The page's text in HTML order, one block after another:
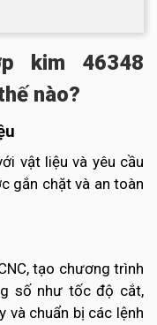
kim 46348
nào?
vật liệu và yêu cầu
gắn chặt và an toàn
tạo chương trình
số như tốc độ cắt,
và chuẩn bị các lệnh